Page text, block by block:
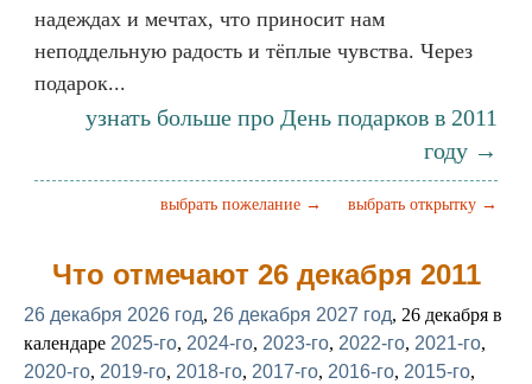
надеждах и мечтах, что приносит нам
неподдельную радость и тёплые чувства. Через
подарок...
узнать больше про День подарков в 2011
году →
выбрать открытку →
выбрать пожелание →
Что отмечают 26 декабря 2011
26 декабря 2026 год, 26 декабря 2027 год, 26 декабря в
календаре 2025-го, 2024-го, 2023-го, 2022-го, 2021-го,
2020-го, 2019-го, 2018-го, 2017-го, 2016-го, 2015-го,